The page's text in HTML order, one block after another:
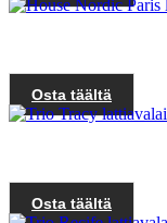
Osta täältä
Osta täältä